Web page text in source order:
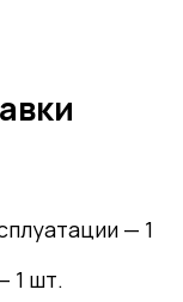
— 1
1 шт.